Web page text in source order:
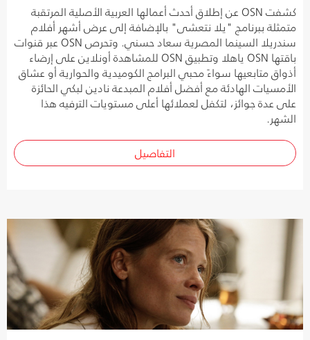
كشفت OSN عن إطلاق أحدث أعمالها العربية الأصلية المرتقبة
متمثلة ببرنامج "يلا نتعشى" بالإضافة إلى عرض أشهر أفلام
سندريلا السينما المصرية سعاد حسني. وتحرص OSN عبر قنوات
باقتها OSN ياهلا وتطبيق OSN للمشاهدة أونلاين على إرضاء
أذواق متابعيها سواءً محبي البرامج الكوميدية والحوارية أو عشاق
الأمسيات الهادئة مع أفضل أفلام المبدعة نادين لبكي الحائزة
على عدة جوائز، لتكفل لعملائها أعلى مستويات الترفيه هذا
الشهر.
التفاصيل